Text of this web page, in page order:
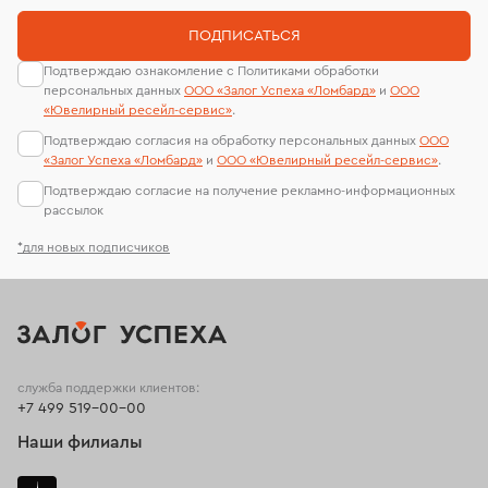
*для новых подписчиков
ПОДПИСАТЬСЯ
Подтверждаю ознакомление с Политиками обработки
персональных данных ООО «Залог Успеха «Ломбард» и ООО
«Ювелирный ресейл-сервиc».
Подтверждаю согласия на обработку персональных данных ООО
«Залог Успеха «Ломбард» и ООО «Ювелирный ресейл-сервиc».
Подтверждаю согласие на получение рекламно-информационных
рассылок
служба поддержки клиентов:
+7 499 519-00-00
Наши филиалы